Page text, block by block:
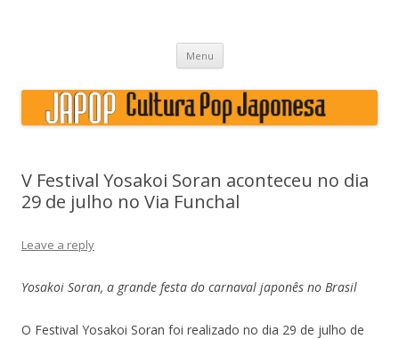
Menu Skip to content
V Festival Yosakoi Soran aconteceu no dia
29 de julho no Via Funchal
Leave a reply
Yosakoi Soran, a grande festa do carnaval japonês no Brasil
O Festival Yosakoi Soran foi realizado no dia 29 de julho de